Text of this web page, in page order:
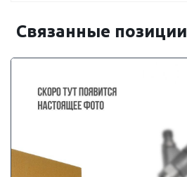
Связанные позиции